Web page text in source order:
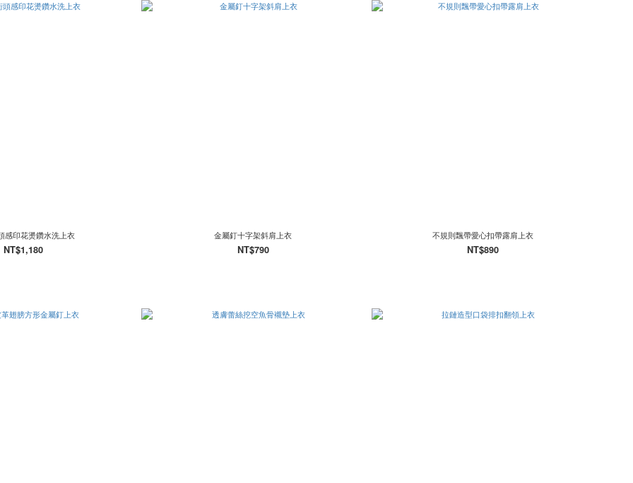
感印花燙鑽水洗上衣
NT$1,180
金屬釘十字架斜肩上衣
NT$790
不規則飄帶愛心扣帶露肩上衣
NT$890